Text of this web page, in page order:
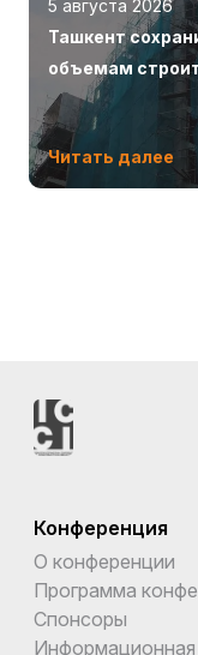
5 августа 2026
Ташкент
объемам
Читать далее
Конференция
О конференции
Программа
Спонсоры